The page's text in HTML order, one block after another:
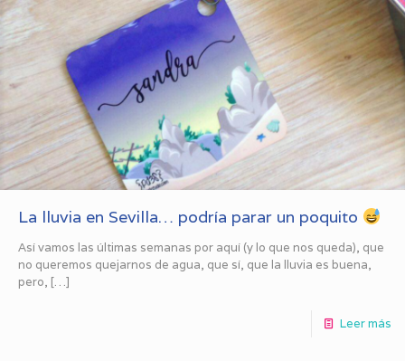
La lluvia en Sevilla… podría parar un poquito
Así vamos las últimas semanas por aquí (y lo que nos queda), que
no queremos quejarnos de agua, que sí, que la lluvia es buena,
pero, […]
Leer más